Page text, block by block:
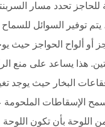
للحاجز تحدد مسار
يتم توفير السوائل
أو ألواح الحواجز حيث
هذا يساعد على منع
البخار حيث يوجد
الإسقاطات
اللوحة بأن تكون